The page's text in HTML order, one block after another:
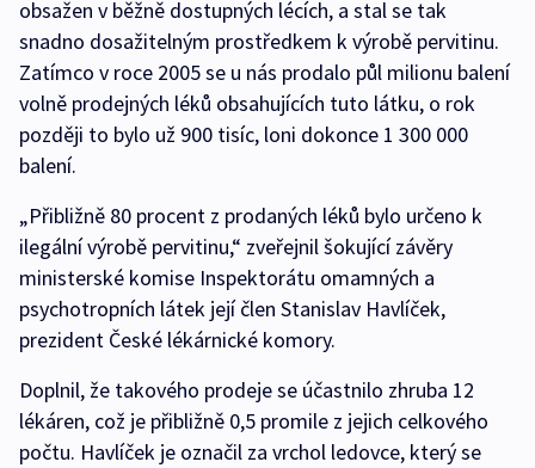
obsažen v běžně dostupných lécích, a stal se tak
snadno dosažitelným prostředkem k výrobě pervitinu.
Zatímco v roce 2005 se u nás prodalo půl milionu balení
volně prodejných léků obsahujících tuto látku, o rok
později to bylo už 900 tisíc, loni dokonce 1 300 000
balení.
„Přibližně 80 procent z prodaných léků bylo určeno k
ilegální výrobě pervitinu,“ zveřejnil šokující závěry
ministerské komise Inspektorátu omamných a
psychotropních látek její člen Stanislav Havlíček,
prezident České lékárnické komory.
Doplnil, že takového prodeje se účastnilo zhruba 12
lékáren, což je přibližně 0,5 promile z jejich celkového
počtu. Havlíček je označil za vrchol ledovce, který se